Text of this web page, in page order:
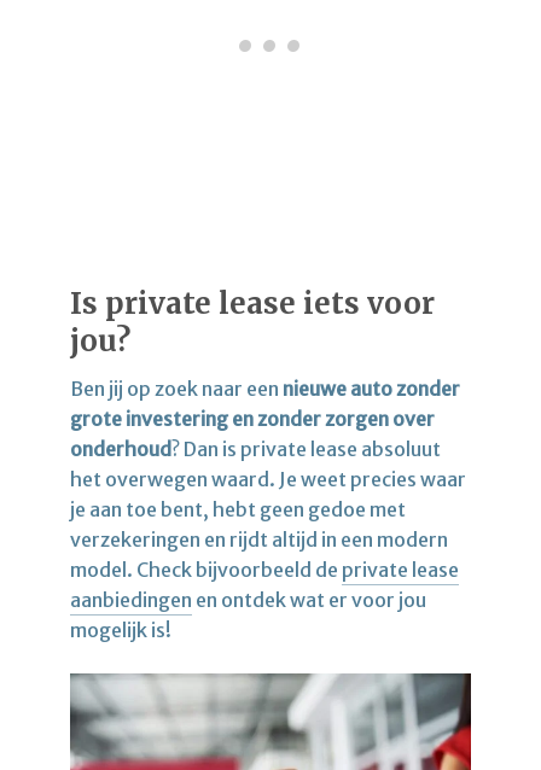
Is private lease iets voor
jou?
Ben jij op zoek naar een nieuwe auto zonder
grote investering en zonder zorgen over
onderhoud? Dan is private lease absoluut
het overwegen waard. Je weet precies waar
je aan toe bent, hebt geen gedoe met
verzekeringen en rijdt altijd in een modern
model. Check bijvoorbeeld de private lease
aanbiedingen en ontdek wat er voor jou
mogelijk is!